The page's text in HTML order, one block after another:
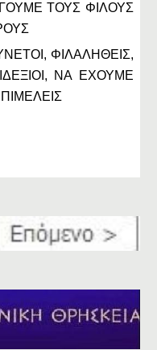
ΤΟΥΣ ΦΙΛΟΥΣ
ΦΙΛΑΛΗΘΕΙΣ,
ΝΑ ΕΧΟΥΜΕ